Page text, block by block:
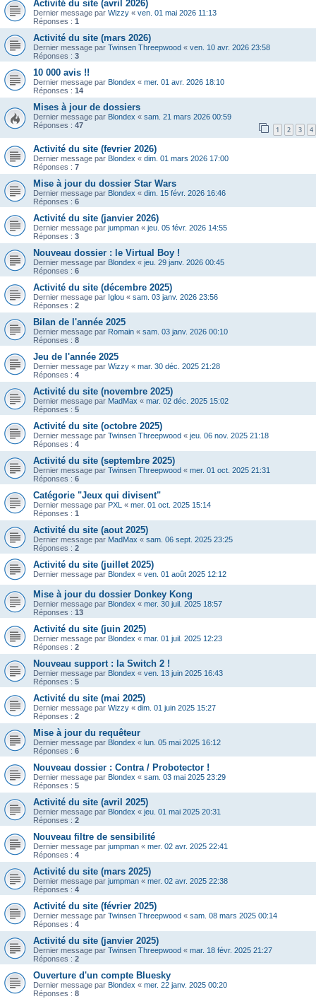
Activité du site (avril 2026)
Dernier message par Wizzy « ven. 01 mai 2026 11:13
Réponses : 1
Activité du site (mars 2026)
Dernier message par Twinsen Threepwood « ven. 10 avr. 2026 23:58
Réponses : 3
10 000 avis !!
Dernier message par Blondex « mer. 01 avr. 2026 18:10
Réponses : 14
Mises à jour de dossiers
Dernier message par Blondex « sam. 21 mars 2026 00:59
Réponses : 47 1 2 3 4
Activité du site (fevrier 2026)
Dernier message par Blondex « dim. 01 mars 2026 17:00
Réponses : 7
Mise à jour du dossier Star Wars
Dernier message par Blondex « dim. 15 févr. 2026 16:46
Réponses : 6
Activité du site (janvier 2026)
Dernier message par jumpman « jeu. 05 févr. 2026 14:55
Réponses : 3
Nouveau dossier : le Virtual Boy !
Dernier message par Blondex « jeu. 29 janv. 2026 00:45
Réponses : 6
Activité du site (décembre 2025)
Dernier message par Iglou « sam. 03 janv. 2026 23:56
Réponses : 2
Bilan de l'année 2025
Dernier message par Romain « sam. 03 janv. 2026 00:10
Réponses : 8
Jeu de l'année 2025
Dernier message par Wizzy « mar. 30 déc. 2025 21:28
Réponses : 4
Activité du site (novembre 2025)
Dernier message par MadMax « mar. 02 déc. 2025 15:02
Réponses : 5
Activité du site (octobre 2025)
Dernier message par Twinsen Threepwood « jeu. 06 nov. 2025 21:18
Réponses : 4
Activité du site (septembre 2025)
Dernier message par Twinsen Threepwood « mer. 01 oct. 2025 21:31
Réponses : 6
Catégorie "Jeux qui divisent"
Dernier message par PXL « mer. 01 oct. 2025 15:14
Réponses : 1
Activité du site (aout 2025)
Dernier message par MadMax « sam. 06 sept. 2025 23:25
Réponses : 2
Activité du site (juillet 2025)
Dernier message par Blondex « ven. 01 août 2025 12:12
Mise à jour du dossier Donkey Kong
Dernier message par Blondex « mer. 30 juil. 2025 18:57
Réponses : 13
Activité du site (juin 2025)
Dernier message par Blondex « mar. 01 juil. 2025 12:23
Réponses : 2
Nouveau support : la Switch 2 !
Dernier message par Blondex « ven. 13 juin 2025 16:43
Réponses : 5
Activité du site (mai 2025)
Dernier message par Wizzy « dim. 01 juin 2025 15:27
Réponses : 2
Mise à jour du requêteur
Dernier message par Blondex « lun. 05 mai 2025 16:12
Réponses : 6
Nouveau dossier : Contra / Probotector !
Dernier message par Blondex « sam. 03 mai 2025 23:29
Réponses : 5
Activité du site (avril 2025)
Dernier message par Blondex « jeu. 01 mai 2025 20:31
Réponses : 2
Nouveau filtre de sensibilité
Dernier message par jumpman « mer. 02 avr. 2025 22:41
Réponses : 4
Activité du site (mars 2025)
Dernier message par jumpman « mer. 02 avr. 2025 22:38
Réponses : 4
Activité du site (février 2025)
Dernier message par Twinsen Threepwood « sam. 08 mars 2025 00:14
Réponses : 4
Activité du site (janvier 2025)
Dernier message par Twinsen Threepwood « mar. 18 févr. 2025 21:27
Réponses : 2
Ouverture d'un compte Bluesky
Dernier message par Blondex « mer. 22 janv. 2025 00:20
Réponses : 8